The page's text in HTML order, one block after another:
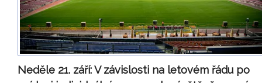
Neděle 21. září:V závislosti na letovém řádu po